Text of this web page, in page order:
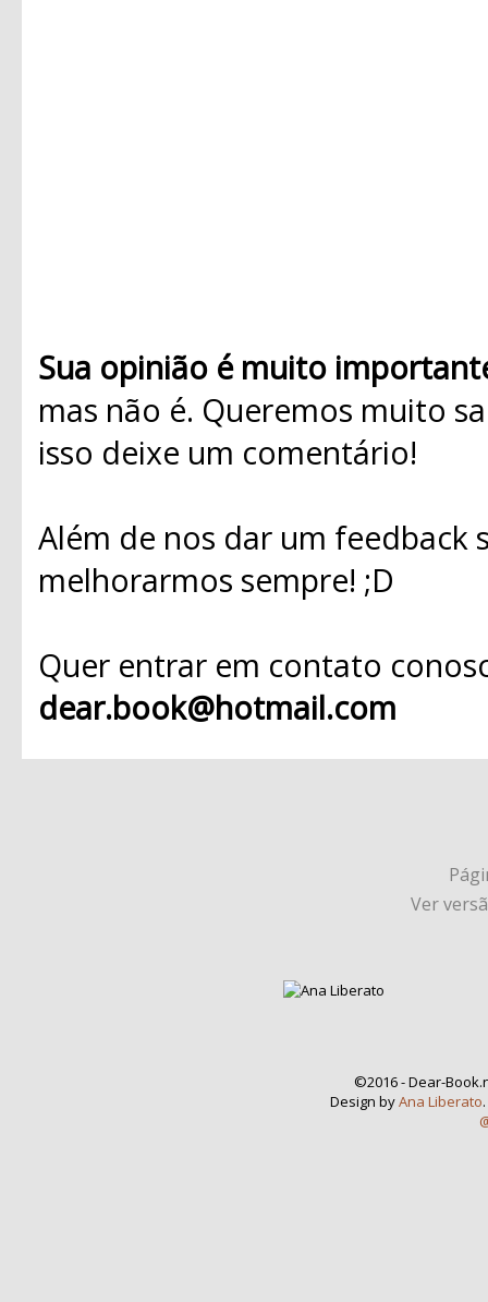
Sua opinião é muito
mas não é. Queremos muito
isso deixe um comentário!
Além de nos dar um
melhorarmos sempre! ;D
Quer entrar em contato
dear.book@hotmail.com
Ver
©2016 - Dear-
Design byAna Liberato